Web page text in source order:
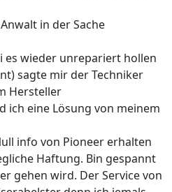
in der Sache
es wieder unrepariert hollen
sagte mir der Techniker
Hersteller
ich eine Lösung von meinem
info von Pioneer erhalten
Haftung. Bin gespannt
gehen wird. Der Service von